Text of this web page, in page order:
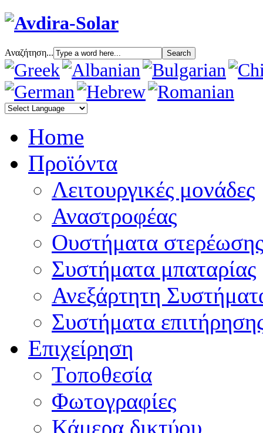
Αναζήτηση...
Home
Προϊόντα
Λειτουργικές μονάδες
Αναστροφέας
Oυστήματα στερέωσης
Συστήματα μπαταρίας
Ανεξάρτητη
Συστήματα
Επιχείρηση
Tοποθεσία
Φωτογραφίες
Κάμερα δικτύου